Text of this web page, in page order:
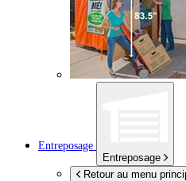
Entreposage
Entreposage
Retour au menu